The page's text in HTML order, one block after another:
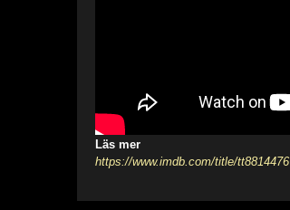
Läs mer
https://www.imdb.com/title/tt8814476